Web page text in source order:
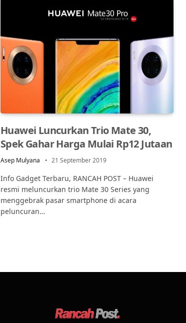
Huawei Luncurkan Trio Mate 30,
Spek Gahar Harga Mulai Rp12 Jutaan
Asep Mulyana 21 September 2019
Info Gadget Terbaru, RANCAH POST – Huawei
resmi meluncurkan trio Mate 30 Series yang
menggebrak pasar smartphone di acara
peluncuran…